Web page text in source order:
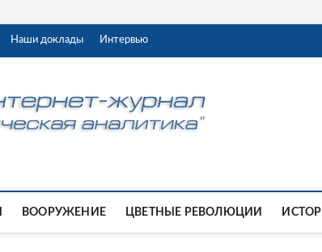
Наши доклады Интервью
ВООРУЖЕНИЕ ЦВЕТНЫЕ РЕВОЛЮЦИИ